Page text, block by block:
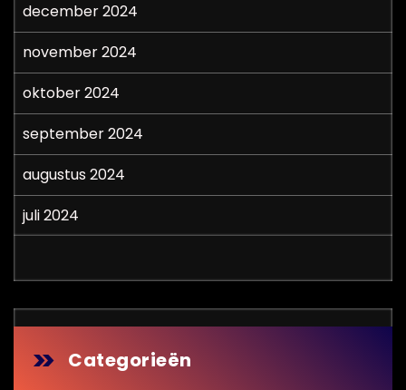
december 2024
november 2024
oktober 2024
september 2024
augustus 2024
juli 2024
Categorieën